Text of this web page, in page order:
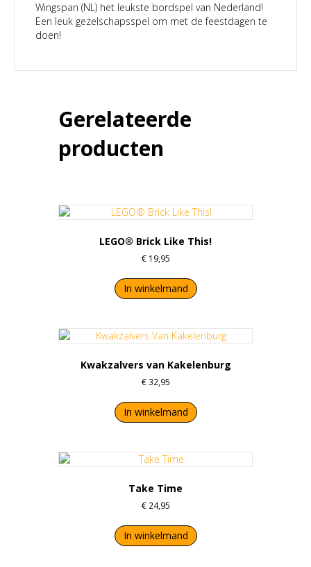
Wingspan (NL) het leukste bordspel van Nederland!
Een leuk gezelschapsspel om met de feestdagen te
doen!
Gerelateerde
producten
LEGO® Brick Like This!
€19,95
In winkelmand
Kwakzalvers van Kakelenburg
€32,95
In winkelmand
Take Time
€24,95
In winkelmand